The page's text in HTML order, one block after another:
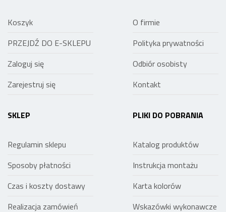
Koszyk
PRZEJDŹ DO E-SKLEPU
Zaloguj się
Zarejestruj się
O firmie
Polityka prywatności
Odbiór osobisty
Kontakt
SKLEP
Regulamin sklepu
Sposoby płatności
Czas i koszty dostawy
Realizacja zamówień
PLIKI DO POBRANIA
Katalog produktów
Instrukcja montażu
Karta kolorów
Wskazówki wykonawcze